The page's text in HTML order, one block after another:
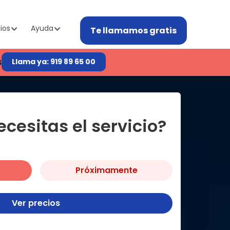
Ayuda Te llamamos gratis
Llama ya: 919 89 65 00
el servicio?
Próximamente
Ver precios